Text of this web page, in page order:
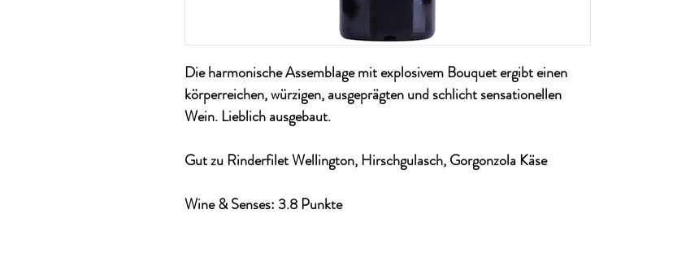
Die harmonische Assemblage mit explosivem Bouquet ergibt einen
körperreichen, würzigen, ausgeprägten und schlicht sensationellen
Wein. Lieblich ausgebaut.
Gut zu Rinderfilet Wellington, Hirschgulasch, Gorgonzola Käse
Wine & Senses: 3.8 Punkte